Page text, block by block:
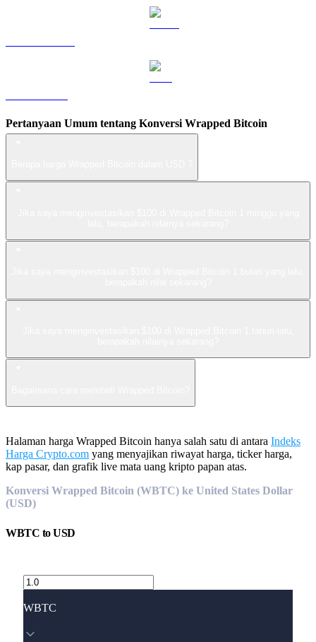
Pertanyaan Umum tentang Konversi Wrapped Bitcoin
Halaman harga Wrapped Bitcoin hanya salah satu di antara Indeks
Harga Crypto.com yang menyajikan riwayat harga, ticker harga,
kap pasar, dan grafik live mata uang kripto papan atas.
Konversi Wrapped Bitcoin (WBTC) ke United States Dollar
(USD)
WBTC toUSD
WBTC